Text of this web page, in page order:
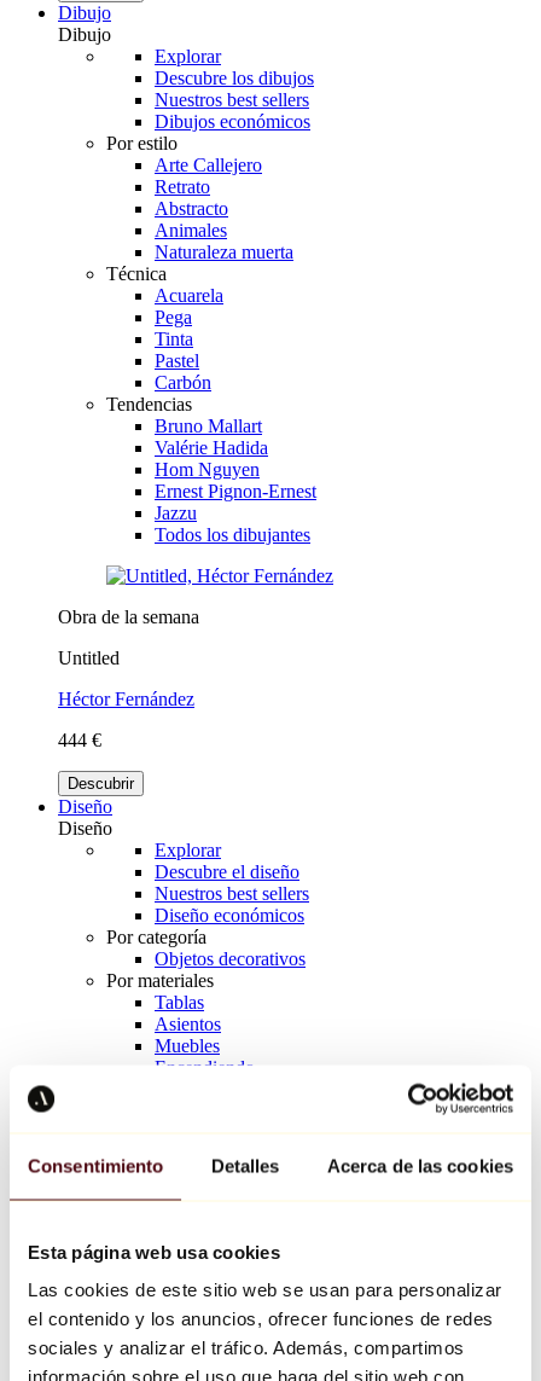
Consentimiento Detalles Acerca de las cookies
Esta página web usa cookies
Las cookies de este sitio web se usan para personalizar
el contenido y los anuncios, ofrecer funciones de redes
sociales y analizar el tráfico. Además, compartimos
información sobre el uso que haga del sitio web con
Dibujo
Dibujo
Explorar
Descubre los dibujos
Nuestros best sellers
Dibujos económicos
Por estilo
Arte Callejero
Retrato
Abstracto
Animales
Naturaleza muerta
Técnica
Acuarela
Pega
Tinta
Pastel
Carbón
Tendencias
Bruno Mallart
Valérie Hadida
Hom Nguyen
Ernest Pignon-Ernest
Jazzu
Todos los dibujantes
Obra de la semana
Untitled
Héctor Fernández
444 €
Descubrir
Diseño
Diseño
Explorar
Descubre el diseño
Nuestros best sellers
Diseño económicos
Por categoría
Objetos decorativos
Por materiales
Tablas
Asientos
Muebles
Encendiendo
Richard Orlinski
Keith Haring
Jeff Koons
Jean-Michel Basquiat
Todos los diseñadores
Obra de la semana